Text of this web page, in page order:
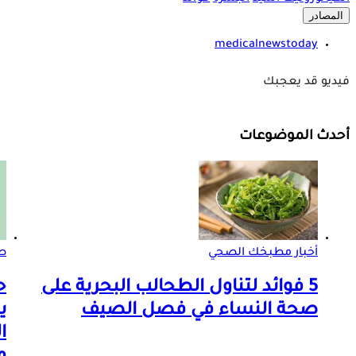
المصادر
medicalnewstoday
فيديو قد يعجبك
أحدث الموضوعات
أخبار مطبخك الصحي
5 فوائد لتناول الطحالب البحرية على
صحة النساء في فصل الصيف